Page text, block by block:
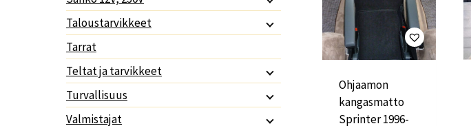
Ohjaamon
kangasmatto
Sprinter 1996-
Taloustarvikkeet
Tarrat
Teltat ja tarvikkeet
Turvallisuus
Valmistajat